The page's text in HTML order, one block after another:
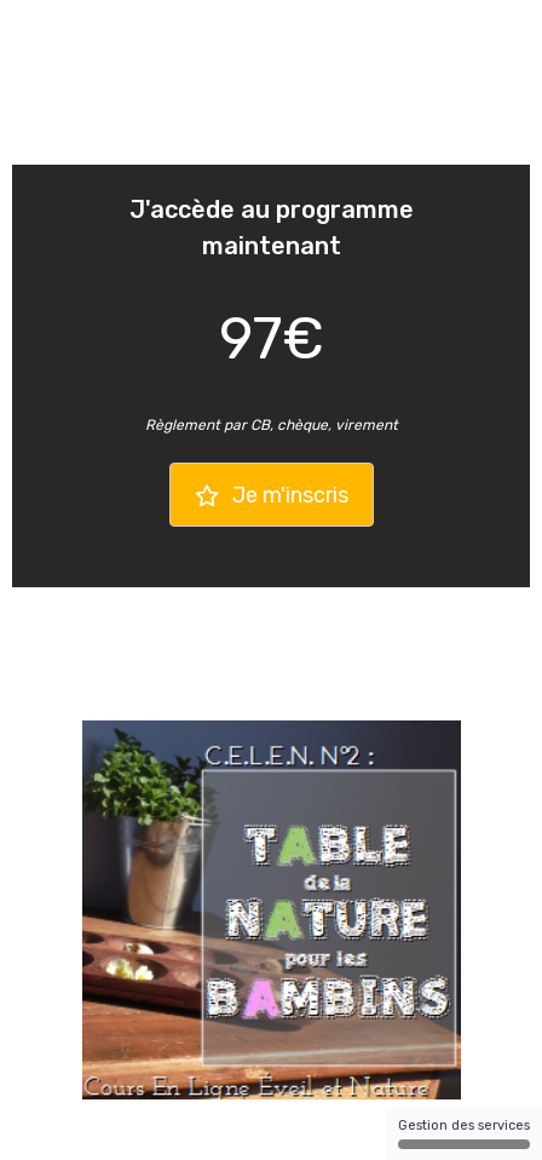
J'accède au programme
maintenant
97€
Règlement par CB, chèque, virement
Je m'inscris
Gestion des services